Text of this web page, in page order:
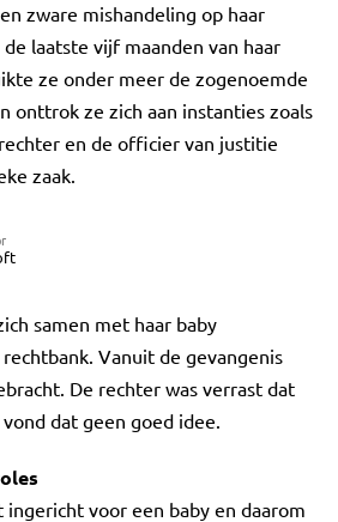
zware mishandeling op haar
laatste vijf maanden van haar
ze onder meer de zogenoemde
onttrok ze zich aan instanties zoals
en de officier van justitie
zaak.
samen met haar baby
Vanuit de gevangenis
De rechter was verrast dat
dat geen goed idee.
ingericht voor een baby en daarom